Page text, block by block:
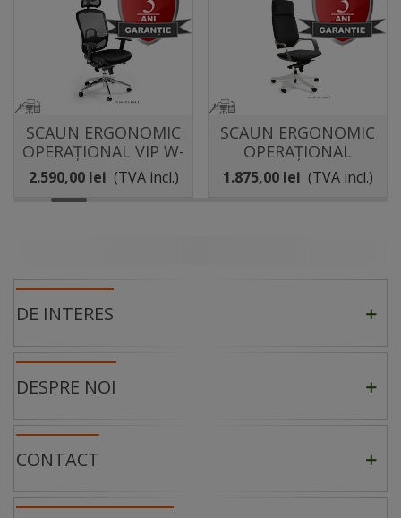
SCAUN ERGONOMIC
OPERAȚIONAL VIP W-
80
2.590,00 lei (TVA incl.)
SCAUN ERGONOMIC
OPERAȚIONAL
APOLLO
1.875,00 lei (TVA incl.)
DE INTERES
DESPRE NOI
CONTACT